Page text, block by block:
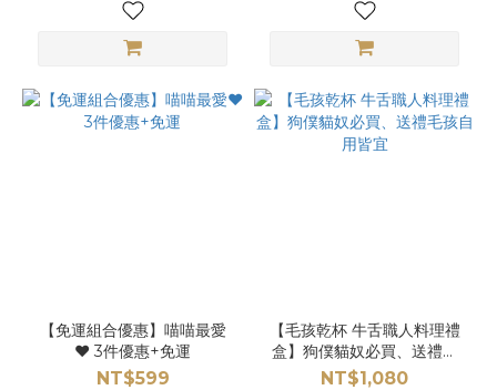
【免運組合優惠】喵喵最愛
❤️ 3件優惠+免運
NT$599
【毛孩乾杯 牛舌職人料理禮
盒】狗僕貓奴必買、送禮毛
孩自用皆宜
NT$1,080